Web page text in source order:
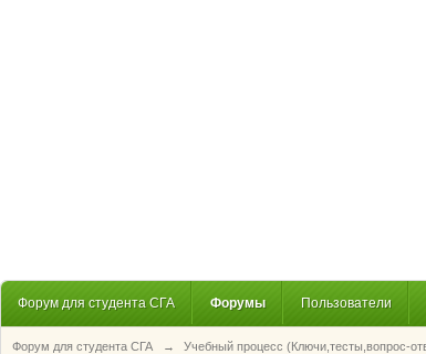
Форум для студента СГА Форумы Пользователи
Форум для студента СГА → Учебный процесс (Ключи,тесты,вопрос-